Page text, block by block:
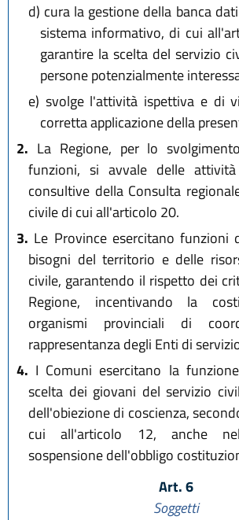
d) cura la gestione della banca
sistema informativo, di cui
garantire la scelta del servizio
persone potenzialmente
e) svolge l'attività ispettiva e di
corretta applicazione della
2. La Regione, per lo
funzioni, si avvale delle
consultive della Consulta
civile di cui all'articolo 20.
3. Le Province esercitano funzioni
bisogni del territorio e delle
civile, garantendo il rispetto dei
Regione, incentivando la
organismi provinciali di
rappresentanza degli Enti di
4. I Comuni esercitano la
scelta dei giovani del servizio
dell'obiezione di coscienza,
cui all'articolo 12, anche
sospensione dell'obbligo
Art. 6
Soggetti